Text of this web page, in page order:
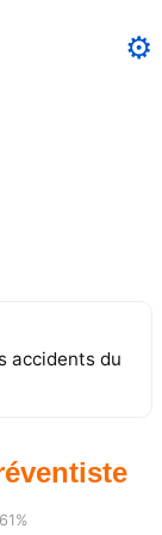
⚙️
accidents du
%